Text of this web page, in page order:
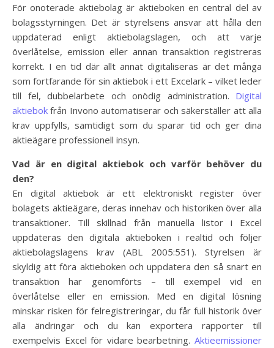
För onoterade aktiebolag är aktieboken en central del av
bolagsstyrningen. Det är styrelsens ansvar att hålla den
uppdaterad enligt aktiebolagslagen, och att varje
överlåtelse, emission eller annan transaktion registreras
korrekt. I en tid där allt annat digitaliseras är det många
som fortfarande för sin aktiebok i ett Excelark – vilket leder
till fel, dubbelarbete och onödig administration. Digital
aktiebok från Invono automatiserar och säkerställer att alla
krav uppfylls, samtidigt som du sparar tid och ger dina
aktieägare professionell insyn.
Vad är en digital aktiebok och varför behöver du
den?
En digital aktiebok är ett elektroniskt register över
bolagets aktieägare, deras innehav och historiken över alla
transaktioner. Till skillnad från manuella listor i Excel
uppdateras den digitala aktieboken i realtid och följer
aktiebolagslagens krav (ABL 2005:551). Styrelsen är
skyldig att föra aktieboken och uppdatera den så snart en
transaktion har genomförts – till exempel vid en
överlåtelse eller en emission. Med en digital lösning
minskar risken för felregistreringar, du får full historik över
alla ändringar och du kan exportera rapporter till
exempelvis Excel för vidare bearbetning. Aktieemissioner